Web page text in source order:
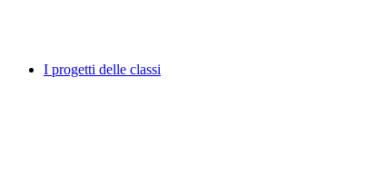
I progetti delle classi